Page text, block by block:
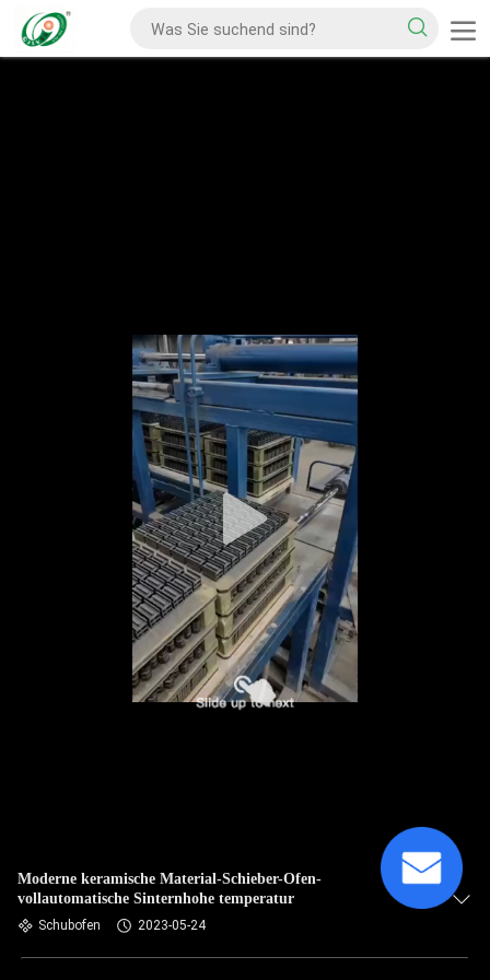
Moderne keramische Material-Schieber-Ofen-
vollautomatische Sinternhohe temperatur
Schubofen 2023-05-24